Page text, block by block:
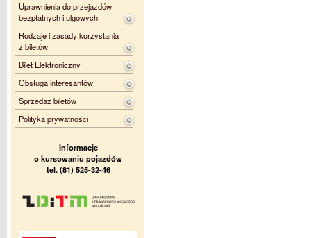
Uprawnienia do przejazdów
bezpłatnych i ulgowych
Rodzaje i zasady korzystania
z biletów
Bilet Elektroniczny
Obsługa interesantów
Sprzedaż biletów
Polityka prywatności
Informacje
o kursowaniu pojazdów
tel. (81) 525-32-46